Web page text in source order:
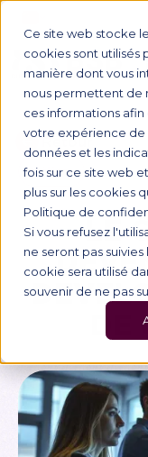
Ce site web stocke
cookies sont utilisés
manière dont vous
nous permettent de
ces informations
votre expérience de
données et les
fois sur ce site web
plus sur les cookies
Politique de
Si vous refusez
ne seront pas
cookie sera utilisé
souvenir de ne pas
Retour
Métiers
LE